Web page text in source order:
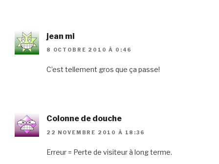
jean mi
8 OCTOBRE 2010 À 0:46
C’est tellement gros que ça passe!
Colonne de douche
22 NOVEMBRE 2010 À 18:36
Erreur = Perte de visiteur à long terme.